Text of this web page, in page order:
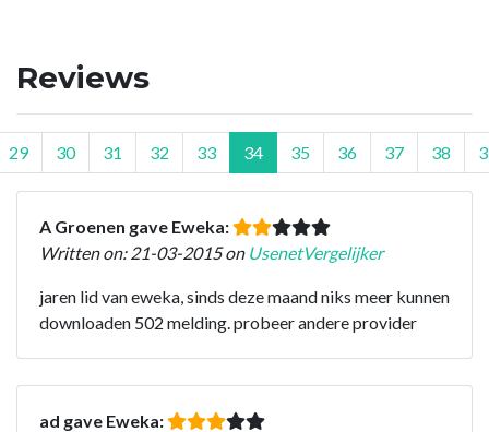
Reviews
29 30 31 32 33 34 35 36 37 38
A Groenen gave Eweka:
Written on: 21-03-2015 on UsenetVergelijker
jaren lid van eweka, sinds deze maand niks meer kunnen
downloaden 502 melding. probeer andere provider
ad gave Eweka: